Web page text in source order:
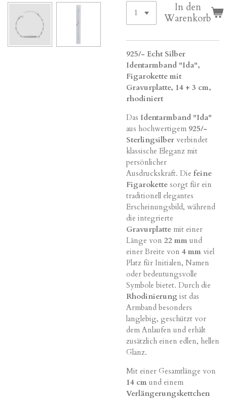
In den
Warenkorb
925/- Echt Silber
Identarmband "Ida",
Figarokette mit
Gravurplatte, 14 + 3 cm,
rhodiniert
Das Identarmband "Ida"
aus hochwertigem 925/-
Sterlingsilber verbindet
klassische Eleganz mit
persönlicher
Ausdruckskraft. Die feine
Figarokette sorgt für ein
traditionell elegantes
Erscheinungsbild, während
die integrierte
Gravurplatte mit einer
Länge von 22 mm und
einer Breite von 4 mm viel
Platz für Initialen, Namen
oder bedeutungsvolle
Symbole bietet. Durch die
Rhodinierung ist das
Armband besonders
langlebig, geschützt vor
dem Anlaufen und erhält
zusätzlich einen edlen, hellen
Glanz.
Mit einer Gesamtlänge von
14 cm und einem
Verlängerungskettchen